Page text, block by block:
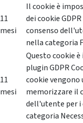
11
mesi
Il cookie è
dei cookie
consenso
nella categoria
11
mesi
Questo cookie
plugin GDPR
cookie
memorizzare il
dell'utente per i
categoria